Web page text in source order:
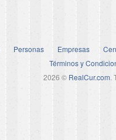
Personas Empresas
Términos y
2026 © RealCur.com.